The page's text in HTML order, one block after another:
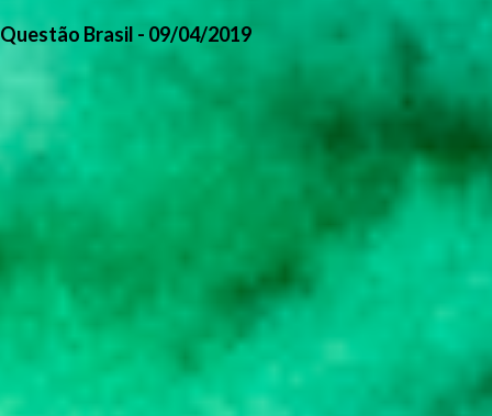
Questão Brasil - 09/04/2019